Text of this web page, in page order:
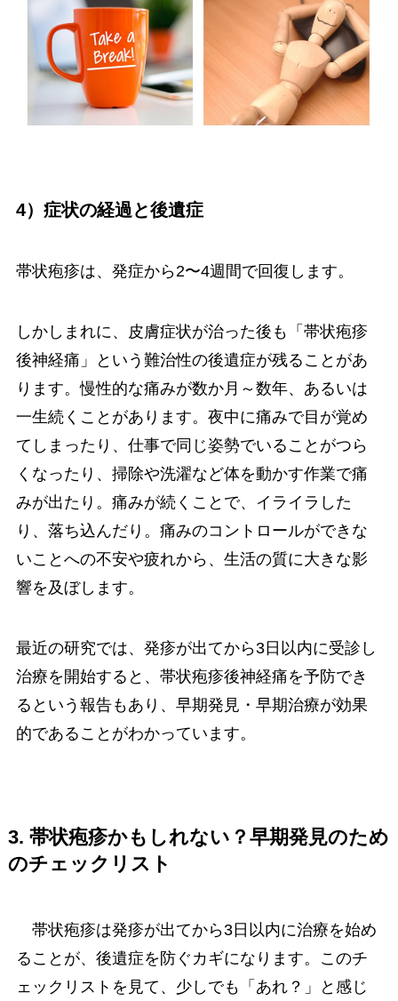
4）症状の経過と後遺症
帯状疱疹は、発症から2〜4週間で回復します。
しかしまれに、皮膚症状が治った後も「帯状疱疹
後神経痛」という難治性の後遺症が残ることがあ
ります。慢性的な痛みが数か月～数年、あるいは
一生続くことがあります。夜中に痛みで目が覚め
てしまったり、仕事で同じ姿勢でいることがつら
くなったり、掃除や洗濯など体を動かす作業で痛
みが出たり。痛みが続くことで、イライラした
り、落ち込んだり。痛みのコントロールができな
いことへの不安や疲れから、生活の質に大きな影
響を及ぼします。
最近の研究では、発疹が出てから3日以内に受診し
治療を開始すると、帯状疱疹後神経痛を予防でき
るという報告もあり、早期発見・早期治療が効果
的であることがわかっています。
3. 帯状疱疹かもしれない？早期発見のため
のチェックリスト
帯状疱疹は発疹が出てから3日以内に治療を始め
ることが、後遺症を防ぐカギになります。このチ
ェックリストを見て、少しでも「あれ？」と感じ